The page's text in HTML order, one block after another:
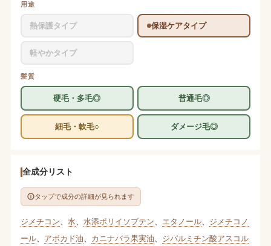
用途
熱保護タイプ 保湿ケアタイプ
軽やかタイプ
髪質
硬毛・多毛◎ 普通毛◎
細毛・軟毛○ ダメージ毛◎
全成分リスト
タップで成分の詳細が見られます
ジメチコン 水 水添ポリイソブテン エタノール、 ジメチコノ
ール、 アボカド油 カニナバラ果実油
ジパルミチン酸アスコル